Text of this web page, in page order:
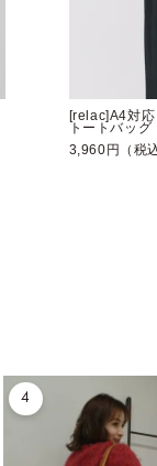
[relac]A4対
トートバッグ
3,960円（税
4